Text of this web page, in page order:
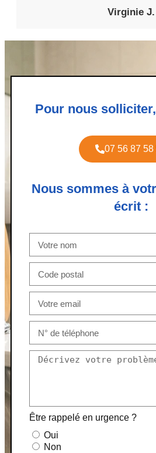
Virginie J.
Pour nous
07 56 87 58
Nous sommes à
écrit :
Être rappelé en urgence ?
Oui
Non